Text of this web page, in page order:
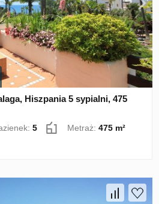
Hiszpania 5 sypialni, 475
5 Metraż:475 m²